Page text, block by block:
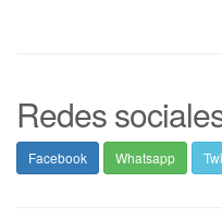
Redes
Facebook Whatsapp